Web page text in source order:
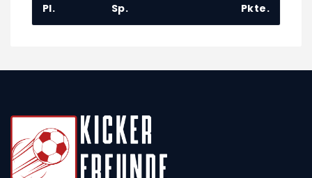
Pl. Sp. Pkte.